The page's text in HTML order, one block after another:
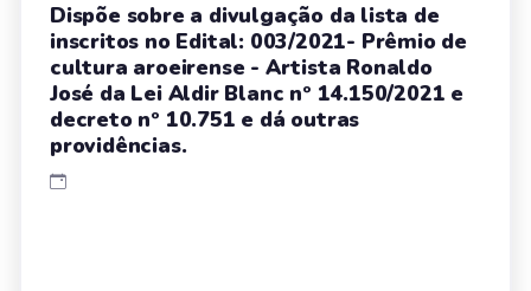
Dispõe sobre a divulgação da lista de
inscritos no Edital: 003/2021- Prêmio de
cultura aroeirense - Artista Ronaldo
José da Lei Aldir Blanc nº 14.150/2021 e
decreto nº 10.751 e dá outras
providências.